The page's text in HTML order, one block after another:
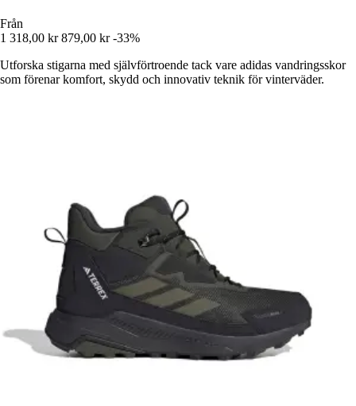
Från
1 318,00 kr 879,00 kr -33%
Utforska stigarna med självförtroende tack vare adidas vandringsskor
som förenar komfort, skydd och innovativ teknik för vinterväder.